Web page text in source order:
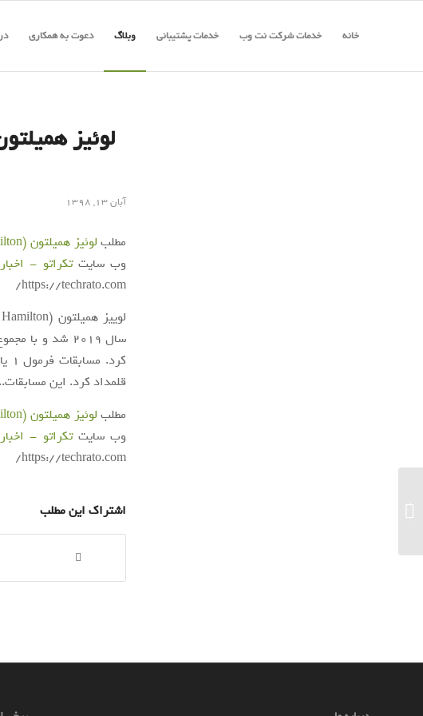
خانه خدمات شرکت نت وب خدمات پشتیبانی وبلاگ دعوت به همکاری
آبان ۱۳, ۱۳۹۸
مطلب لوئیز همیلتون (Lewis Hamilton) قهرمان مسابقات فرمول 1 سال 2019 شد
وب سایتتکراتو -
https://techrato.com/
قلمداد کرد. این
مطلب لوئیز همیلتون (Lewis Hamilton) قهرمان مسابقات فرمول 1 سال 2019 شد
وب سایتتکراتو -
https://techrato.com/
اشتراک این مطلب
دستیابی به فناوری تولید خودروهای خودران
بومی تا ۵ سال آینده...